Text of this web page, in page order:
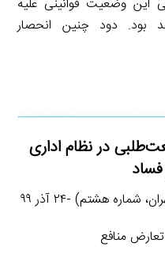
بود. دود چنین انحصار
در نظام اداری
هشتم) -۲۴ آذر ۹۹
منافع